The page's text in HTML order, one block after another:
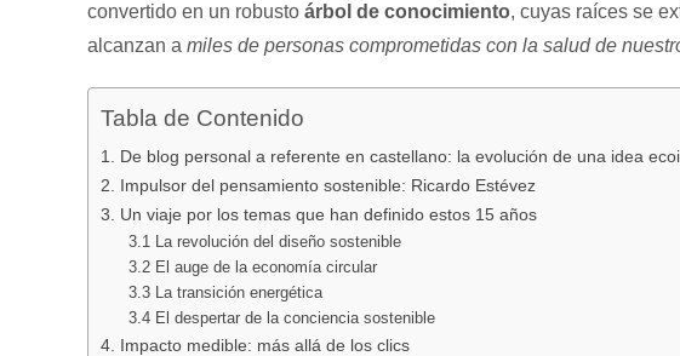
convertido en un robusto árbol de conocimiento, cuyas raíces se
alcanzan a miles de personas comprometidas con la salud de
Tabla de Contenido
1. De blog personal a referente en castellano: la evolución de una idea
2. Impulsor del pensamiento sostenible: Ricardo Estévez
3. Un viaje por los temas que han definido estos 15 años
3.1 La revolución del diseño sostenible
3.2 El auge de la economía circular
3.3 La transición energética
3.4 El despertar de la conciencia sostenible
4. Impacto medible: más allá de los clics